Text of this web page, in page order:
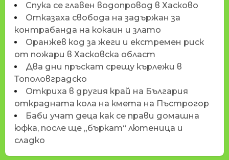
Спука се главен водопровод в Хасково
Отказаха свобода на задържан за
контрабанда на кокаин и злато
Оранжев код за жеги и екстремен риск
от пожари в Хасковска област
Два дни пръскат срещу кърлежи в
Тополовградско
Откриха в другия край на България
открадната кола на кмета на Пъстрогор
Баби учат деца как се прави домашна
юфка, после ще „бъркат“ лютеница и
сладко